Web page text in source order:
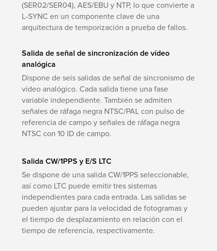
(SER02/SER04), AES/EBU y NTP, lo que convierte a
L-SYNC en un componente clave de una
arquitectura de temporización a prueba de fallos.
Salida de señal de sincronización de vídeo
analógica
Dispone de seis salidas de señal de sincronismo de
vídeo analógico. Cada salida tiene una fase
variable independiente. También se admiten
señales de ráfaga negra NTSC/PAL con pulso de
referencia de campo y señales de ráfaga negra
NTSC con 10 ID de campo.
Salida CW/1PPS y E/S LTC
Se dispone de una salida CW/1PPS seleccionable,
así como LTC puede emitir tres sistemas
independientes para cada entrada. Las salidas se
pueden ajustar para la velocidad de fotogramas y
el tiempo de desplazamiento en relación con el
tiempo de referencia, respectivamente.